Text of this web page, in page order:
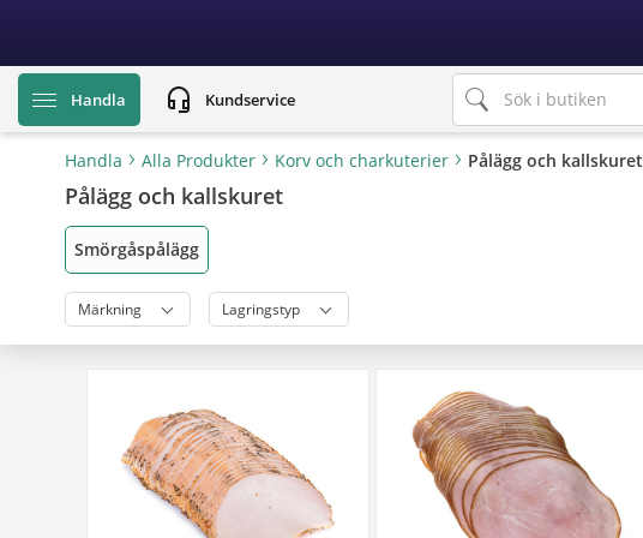
Handla headset_mic Kundservice
Handla Alla Produkter Korv och charkuterier Pålägg och kallskuret
Pålägg och kallskuret
Smörgåspålägg
Märkning Lagringstyp